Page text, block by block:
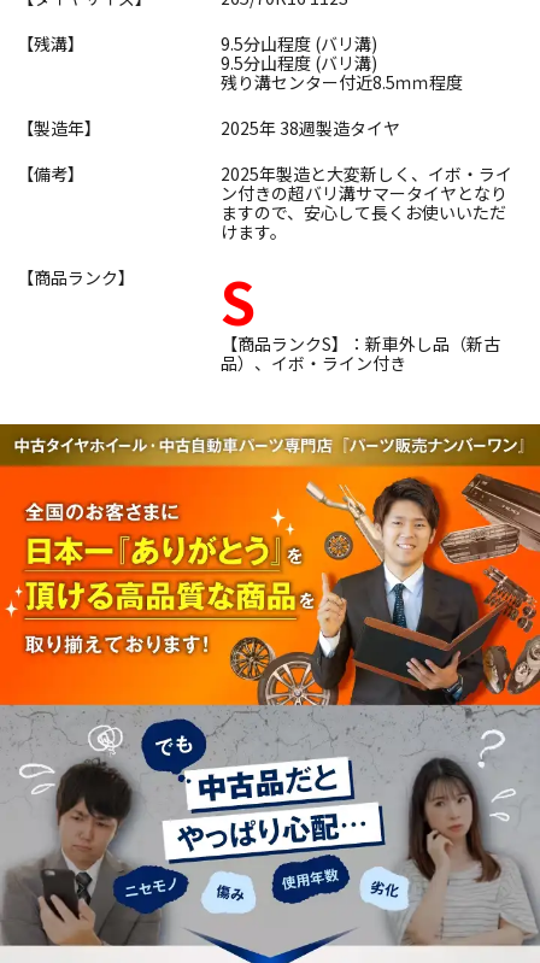
【残溝】
9.5分山程度 (バリ溝)
9.5分山程度 (バリ溝)
残り溝センター付近8.5ｍｍ程度
【製造年】
2025年 38週製造タイヤ
【備考】
2025年製造と大変新しく、イボ・ライ
ン付きの超バリ溝サマータイヤとなり
ますので、安心して長くお使いいただ
けます。
【商品ランク】
S
【商品ランクS】：新車外し品（新古
品）、イボ・ライン付き